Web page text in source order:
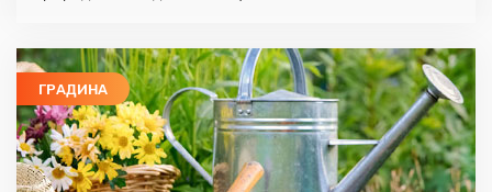
ГРАДИНА